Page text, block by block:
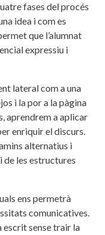
fases del procés
idea i com es
que l’alumnat
expressiu i
lateral com a una
i la por a la pàgina
aprendrem a aplicar
enriquir el discurs.
alternatius i
les estructures
ens permetrà
comunicatives.
escrit sense trair la